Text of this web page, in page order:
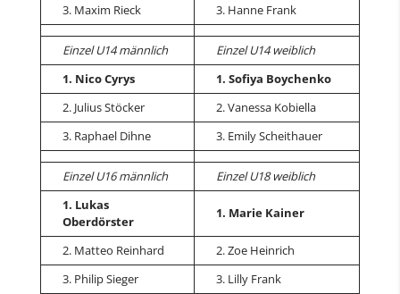
3. Maxim Rieck
3. Hanne Frank
Einzel U14 männlich
Einzel U14 weiblich
1. Nico Cyrys
1. Sofiya Boychenko
2. Julius Stöcker
2. Vanessa Kobiella
3. Raphael Dihne
3. Emily Scheithauer
Einzel U16 männlich
Einzel U18 weiblich
1. Lukas
Oberdörster
1. Marie Kainer
2. Matteo Reinhard
2. Zoe Heinrich
3. Philip Sieger
3. Lilly Frank